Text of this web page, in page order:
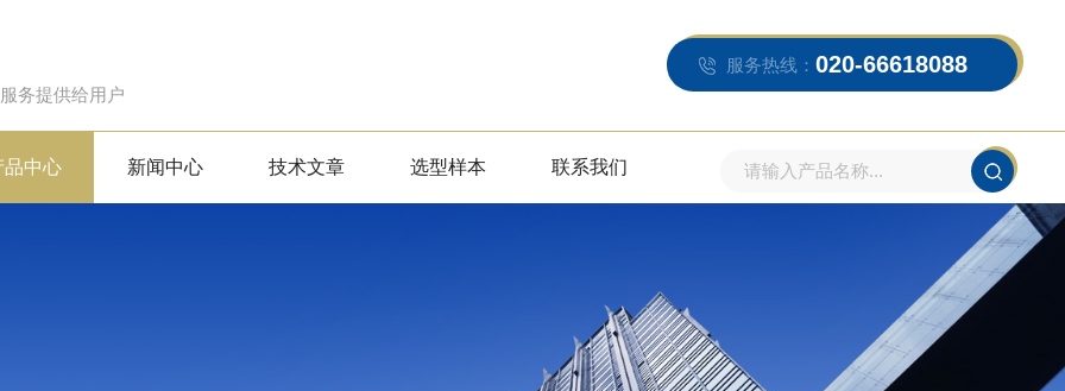
务提供给用户
服务热线： 020-66618088
品中心 新闻中心 技术文章 选型样本 联系我们